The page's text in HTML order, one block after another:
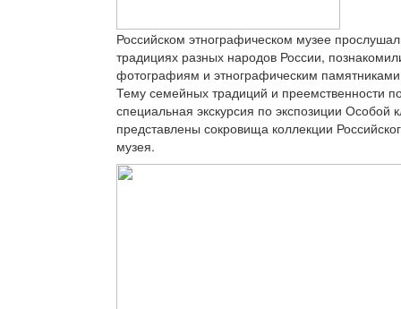
Российском этнографическом музее
традициях разных народов России,
фотографиям и этнографическим
Тему семейных традиций и преемственности
специальная экскурсия по экспозиции Особой
представлены сокровища коллекции
музея.